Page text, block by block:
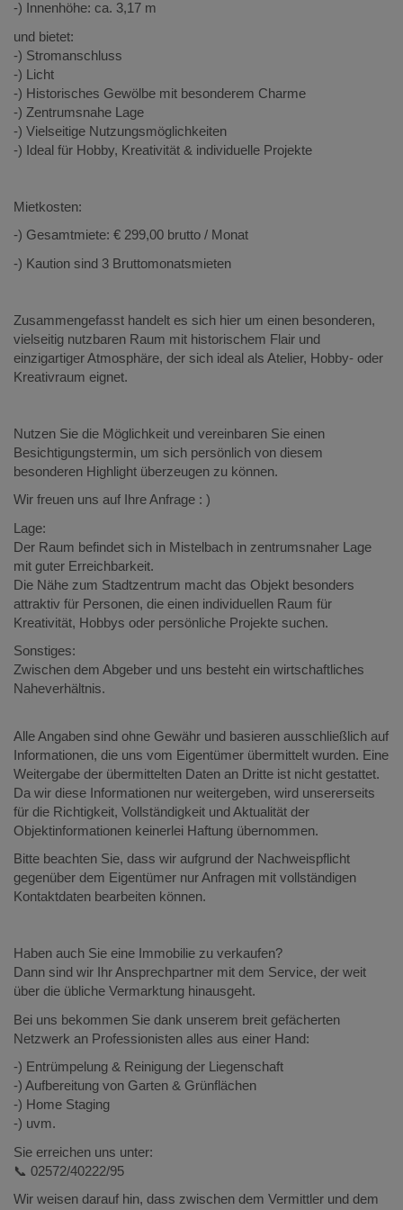
-) Innenhöhe: ca. 3,17 m
und bietet:
-) Stromanschluss
-) Licht
-) Historisches Gewölbe mit besonderem Charme
-) Zentrumsnahe Lage
-) Vielseitige Nutzungsmöglichkeiten
-) Ideal für Hobby, Kreativität & individuelle Projekte
Mietkosten:
-) Gesamtmiete: € 299,00 brutto / Monat
-) Kaution sind 3 Bruttomonatsmieten
Zusammengefasst handelt es sich hier um einen besonderen,
vielseitig nutzbaren Raum mit historischem Flair und
einzigartiger Atmosphäre, der sich ideal als Atelier, Hobby- oder
Kreativraum eignet.
Nutzen Sie die Möglichkeit und vereinbaren Sie einen
Besichtigungstermin, um sich persönlich von diesem
besonderen Highlight überzeugen zu können.
Wir freuen uns auf Ihre Anfrage : )
Lage:
Der Raum befindet sich in Mistelbach in zentrumsnaher Lage
mit guter Erreichbarkeit.
Die Nähe zum Stadtzentrum macht das Objekt besonders
attraktiv für Personen, die einen individuellen Raum für
Kreativität, Hobbys oder persönliche Projekte suchen.
Sonstiges:
Zwischen dem Abgeber und uns besteht ein wirtschaftliches
Naheverhältnis.
Alle Angaben sind ohne Gewähr und basieren ausschließlich auf
Informationen, die uns vom Eigentümer übermittelt wurden. Eine
Weitergabe der übermittelten Daten an Dritte ist nicht gestattet.
Da wir diese Informationen nur weitergeben, wird unsererseits
für die Richtigkeit, Vollständigkeit und Aktualität der
Objektinformationen keinerlei Haftung übernommen.
Bitte beachten Sie, dass wir aufgrund der Nachweispflicht
gegenüber dem Eigentümer nur Anfragen mit vollständigen
Kontaktdaten bearbeiten können.
Haben auch Sie eine Immobilie zu verkaufen?
Dann sind wir Ihr Ansprechpartner mit dem Service, der weit
über die übliche Vermarktung hinausgeht.
Bei uns bekommen Sie dank unserem breit gefächerten
Netzwerk an Professionisten alles aus einer Hand:
-) Entrümpelung & Reinigung der Liegenschaft
-) Aufbereitung von Garten & Grünflächen
-) Home Staging
-) uvm.
Sie erreichen uns unter:
📞 02572/40222/95
Wir weisen darauf hin, dass zwischen dem Vermittler und dem